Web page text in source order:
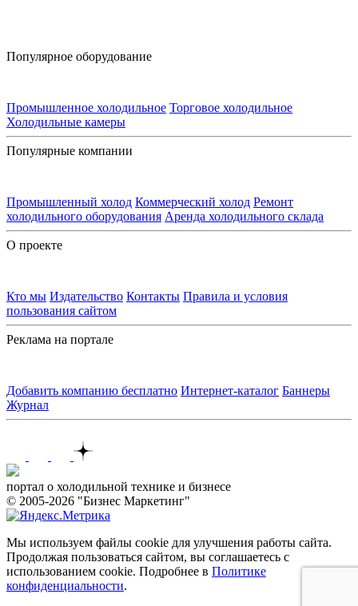
Популярное оборудование
Промышленное холодильное Торговое холодильное
Холодильные камеры
Популярные компании
Промышленный холод Коммерческий холод Ремонт
холодильного оборудования Аренда холодильного склада
О проекте
Кто мы Издательство Контакты Правила и условия
пользования сайтом
Реклама на портале
Добавить компанию бесплатно Интернет-каталог Баннеры
Журнал
портал о холодильной технике и бизнесе
© 2005-2026 "Бизнес Маркетинг"
Мы используем файлы cookie для улучшения работы сайта.
Продолжая пользоваться сайтом, вы соглашаетесь с
использованием cookie. Подробнее в Политике
конфиденциальности.